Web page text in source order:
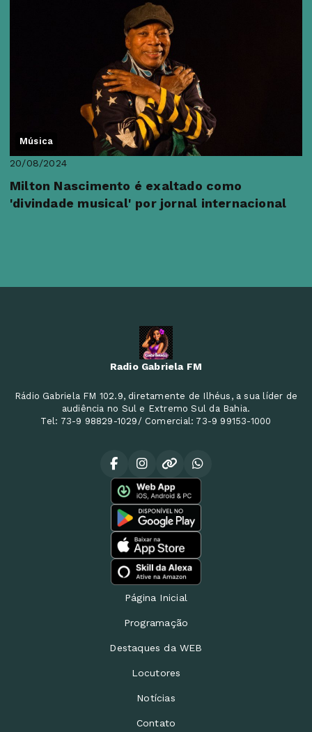
Música
20/08/2024
Milton Nascimento é exaltado como
'divindade musical' por jornal internacional
Radio Gabriela FM
Rádio Gabriela FM 102.9, diretamente de Ilhéus, a sua líder de
audiência no Sul e Extremo Sul da Bahia.
Tel: 73-9 98829-1029/ Comercial: 73-9 99153-1000
Página Inicial
Programação
Destaques da WEB
Locutores
Notícias
Contato